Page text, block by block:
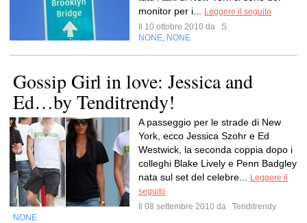
monitor per i...
Leggere il seguito
Il 10 ottobre 2010 da
S
NONE NONE
Gossip Girl in love: Jessica and
Ed…by Tenditrendy!
A passeggio per le strade di New
York, ecco Jessica Szohr e Ed
Westwick, la seconda coppia dopo i
colleghi Blake Lively e Penn Badgley
nata sul set del celebre...
Leggere il
seguito
Il 08 settembre 2010 da
Tenditrendy
NONE